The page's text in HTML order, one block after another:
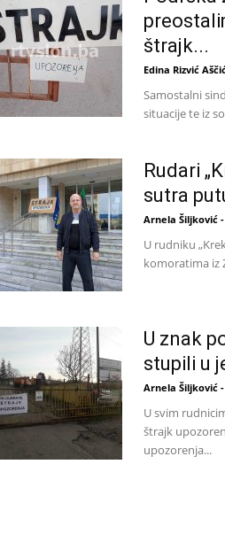
štrajk...
Edina Rizvić
Samostalni
situacije te iz
Rudari
sutra
Arnela Šiljković
U rudniku
komoratima iz
U znak
stupili u
Arnela Šiljković
U svim
štrajk
upozorenja...